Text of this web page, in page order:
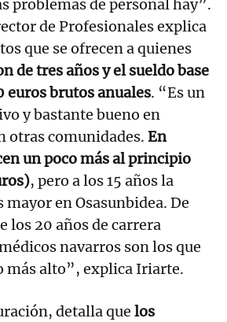
problemas de personal hay”.
de Profesionales explica
que se ofrecen a quienes
de tres años y el sueldo base
euros brutos anuales. “Es un
y bastante bueno en
otras comunidades. En
un poco más al principio
, pero a los 15 años la
en Osasunbidea. De
los 20 años de carrera
navarros son los que
más alto”, explica Iriarte.
detalla que los